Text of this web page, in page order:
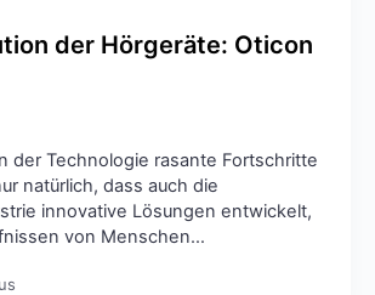
der Hörgeräte: Oticon
der Technologie rasante Fortschritte
natürlich, dass auch die
innovative Lösungen entwickelt,
von Menschen…